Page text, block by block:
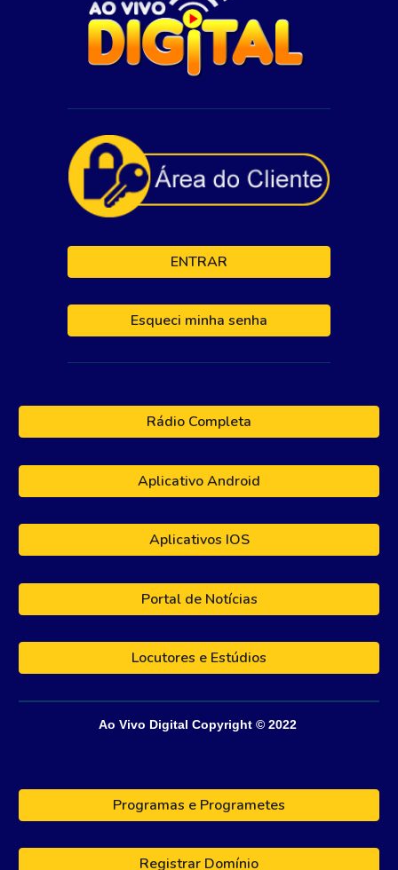
ENTRAR
Esqueci minha senha
Rádio Completa
Aplicativo Android
Aplicativos IOS
Portal de Notícias
Locutores e Estúdios
Ao Vivo Digital Copyright © 2022
Programas e Programetes
Registrar Domínio